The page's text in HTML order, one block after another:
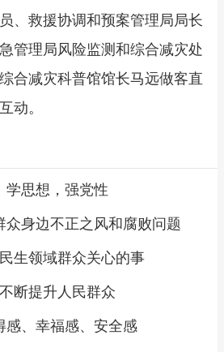
、救援协调和预案管理局局长
管理局风险监测和综合减灾处
合减灾科普馆馆长马远做客直
动。
学思想，强党性
众身边不正之风和腐败问题
生领域群众关心的事
不断提升人民群众
感、幸福感、安全感